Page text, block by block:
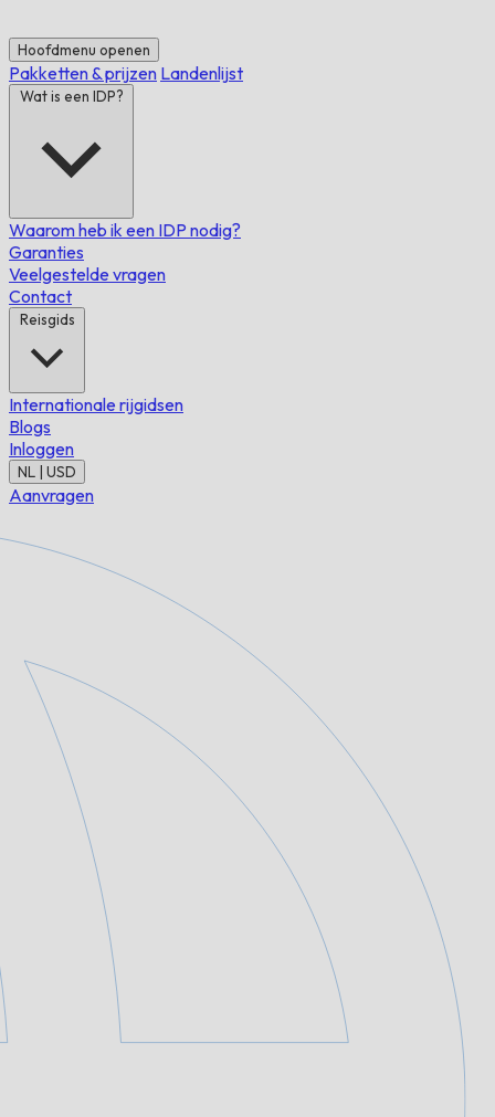
Hoofdmenu openen
Pakketten & prijzen Landenlijst
Wat is een IDP?
Waarom heb ik een IDP nodig?
Garanties
Veelgestelde vragen
Contact
Reisgids
Internationale rijgidsen
Blogs
Inloggen
NL | USD
Aanvragen